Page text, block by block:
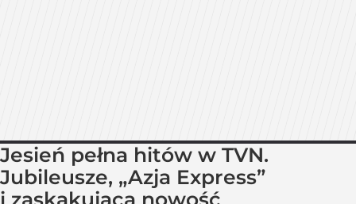
Jesień pełna hitów w TVN.
Jubileusze, „Azja Express”
i zaskakująca nowość